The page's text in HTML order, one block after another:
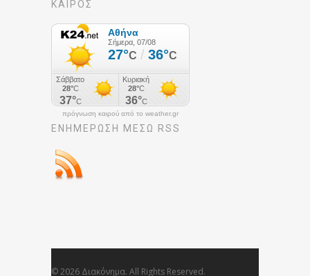
ΚΑΙΡΟΣ
πρόγνωση καιρού από το weather.gr
ΕΝΗΜΈΡΩΣΉ ΜΕΣΩ RSS
© 2026 Διακόνημα. All Rights Reserved.